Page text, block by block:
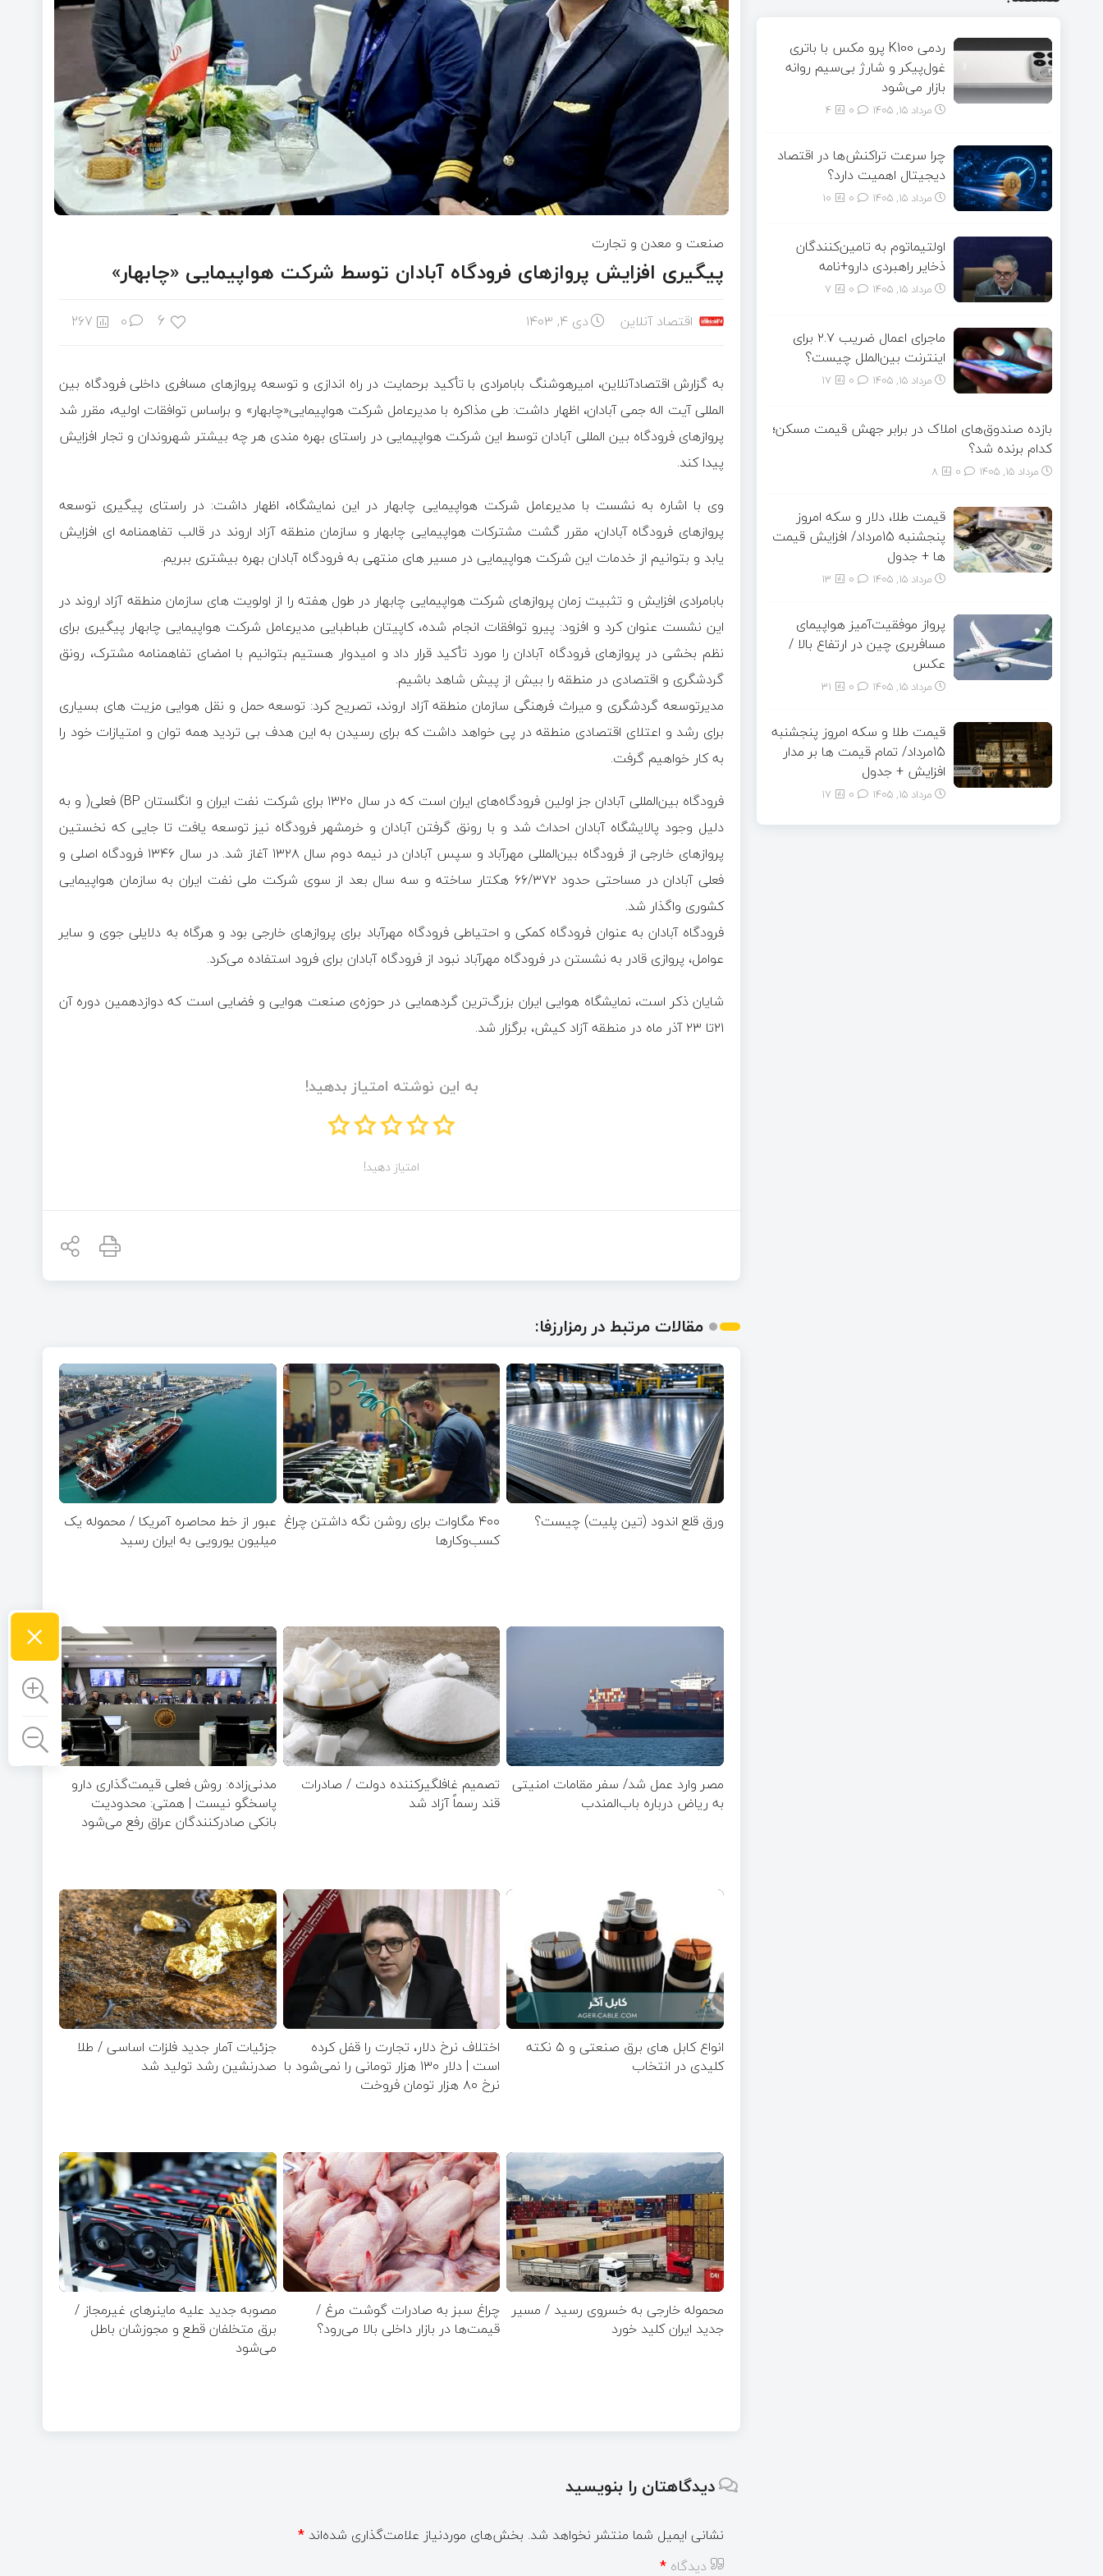
صنعت و معدن و تجارت
پیگیری افزایش پروازهای فرودگاه آبادان توسط شرکت هواپیمایی «چابهار»
اقتصاد آنلاین دی ۴, ۱۴۰۳ 6
0
267
به گزارش اقتصادآنلاین، امیرهوشنگ بابامرادی با تأکید برحمایت در راه اندازی و توسعه پروازهای مسافری داخلی فرودگاه بین
المللی آیت اله جمی آبادان، اظهار داشت: طی مذاکره با مدیرعامل شرکت هواپیمایی«چابهار» و براساس توافقات اولیه، مقرر شد
پروازهای فرودگاه بین المللی آبادان توسط این شرکت هواپیمایی در راستای بهره مندی هر چه بیشتر شهروندان و تجار افزایش
پیدا کند.
وی با اشاره به نشست با مدیرعامل شرکت هواپیمایی چابهار در این نمایشگاه، اظهار داشت: در راستای پیگیری توسعه
پروازهای فرودگاه آبادان، مقرر گشت مشترکات هواپیمایی چابهار و سازمان منطقه آزاد اروند در قالب تفاهمنامه ای افزایش
یابد و بتوانیم از خدمات این شرکت هواپیمایی در مسیر های منتهی به فرودگاه آبادان بهره بیشتری ببریم.
بابامرادی افزایش و تثبیت زمان پروازهای شرکت هواپیمایی چابهار در طول هفته را از اولویت های سازمان منطقه آزاد اروند در
این نشست عنوان کرد و افزود: پیرو توافقات انجام شده، کاپیتان طباطبایی مدیرعامل شرکت هواپیمایی چابهار پیگیری برای
نظم بخشی در پروازهای فرودگاه آبادان را مورد تأکید قرار داد و امیدوار هستیم بتوانیم با امضای تفاهمنامه مشترک، رونق
گردشگری و اقتصادی در منطقه را بیش از پیش شاهد باشیم.
مدیرتوسعه گردشگری و میراث فرهنگی سازمان منطقه آزاد اروند، تصریح کرد: توسعه حمل و نقل هوایی مزیت های بسیاری
برای رشد و اعتلای اقتصادی منطقه در پی خواهد داشت که برای رسیدن به این هدف بی تردید همه توان و امتیازات خود را
به کار خواهیم گرفت.
فرودگاه بین‌المللی آبادان جز اولین فرودگاه‌های ایران است که در سال ۱۳۲۰ برای شرکت نفت ایران و انگلستان BP) فعلی( و به
دلیل وجود پالایشگاه آبادان احداث شد و با رونق گرفتن آبادان و خرمشهر فرودگاه نیز توسعه یافت تا جایی که نخستین
پروازهای خارجی از فرودگاه بین‌المللی مهرآباد و سپس آبادان در نیمه دوم سال ۱۳۲۸ آغاز شد. در سال ۱۳۴۶ فرودگاه اصلی و
فعلی آبادان در مساحتی حدود ۶۶/۳۷۲ هکتار ساخته و سه سال بعد از سوی شرکت ملی نفت ایران به سازمان هواپیمایی
کشوری واگذار شد.
فرودگاه آبادان به عنوان فرودگاه کمکی و احتیاطی فرودگاه مهرآباد برای پروازهای خارجی بود و هرگاه به دلایلی جوی و سایر
عوامل، پروازی قادر به نشستن در فرودگاه مهرآباد نبود از فرودگاه آبادان برای فرود استفاده می‌کرد.
شایان ذکر است، نمایشگاه هوایی ایران بزرگ‌ترین گردهمایی در حوزه‌ی صنعت هوایی و فضایی است که دوازدهمین دوره آن
۲۱تا ۲۳ آذر ماه در منطقه آزاد کیش، برگزار شد.
به این نوشته امتیاز بدهید!
امتیاز دهید!
مقالات مرتبط در رمزارزفا:
ورق قلع اندود (تین پلیت) چیست؟
۴۰۰ مگاوات برای روشن نگه داشتن چراغ
کسب‌وکار‌ها
عبور از خط محاصره آمریکا / محموله یک
میلیون یورویی به ایران رسید
مصر وارد عمل شد/ سفر مقامات امنیتی
به ریاض درباره باب‌المندب
تصمیم غافلگیرکننده دولت / صادرات
قند رسماً آزاد شد
مدنی‌زاده: روش فعلی قیمت‌گذاری دارو
پاسخگو نیست | همتی: محدودیت
بانکی صادرکنندگان عراق رفع می‌شود
انواع کابل های برق صنعتی و ۵ نکته
کلیدی در انتخاب
اختلاف نرخ دلار، تجارت را قفل کرده
است | دلار ۱۳۰ هزار تومانی را نمی‌شود با
نرخ ۸۰ هزار تومان فروخت
جزئیات آمار جدید فلزات اساسی / طلا
صدرنشین رشد تولید شد
محموله خارجی به خسروی رسید / مسیر
جدید ایران کلید خورد
چراغ سبز به صادرات گوشت مرغ /
قیمت‌ها در بازار داخلی بالا می‌رود؟
مصوبه جدید علیه ماینرهای غیرمجاز /
برق متخلفان قطع و مجوزشان باطل
می‌شود
دیدگاهتان را بنویسید
نشانی ایمیل شما منتشر نخواهد شد. بخش‌های موردنیاز علامت‌گذاری شده‌اند *
دیدگاه *
ردمی K100 پرو مکس با باتری
غول‌پیکر و شارژ بی‌سیم روانه
بازار می‌شود
مرداد ۱۵, ۱۴۰۵ 4
چرا سرعت تراکنش‌ها در اقتصاد
دیجیتال اهمیت دارد؟
مرداد ۱۵, ۱۴۰۵ 10
اولتیماتوم به تامین‌کنندگان
ذخایر راهبردی دارو+نامه
مرداد ۱۵, ۱۴۰۵ 7
ماجرای اعمال ضریب ۲.۷ برای
اینترنت بین‌الملل چیست؟
مرداد ۱۵, ۱۴۰۵ 17
بازده صندوق‌های املاک در برابر جهش قیمت مسکن؛
کدام برنده شد؟
مرداد ۱۵, ۱۴۰۵ 8
قیمت طلا، دلار و سکه امروز
پنجشنبه 15مرداد/ افزایش قیمت
ها + جدول
مرداد ۱۵, ۱۴۰۵ 13
پرواز موفقیت‌آمیز هواپیمای
مسافربری چین در ارتفاع بالا /
عکس
مرداد ۱۵, ۱۴۰۵ 31
قیمت طلا و سکه امروز پنجشنبه
15مرداد/ تمام قیمت ها بر مدار
افزایش + جدول
مرداد ۱۵, ۱۴۰۵ 17
×